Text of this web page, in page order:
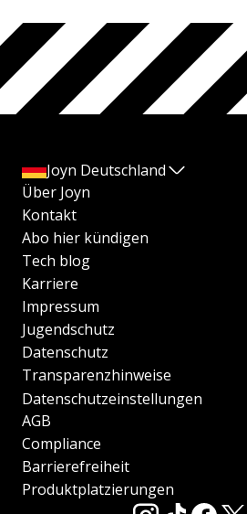
Joyn Deutschland
Über Joyn
Kontakt
Abo hier kündigen
Tech blog
Karriere
Impressum
Jugendschutz
Datenschutz
Transparenzhinweise
Datenschutzeinstellungen
AGB
Compliance
Barrierefreiheit
Produktplatzierungen